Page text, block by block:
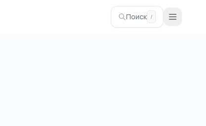
Поиск /